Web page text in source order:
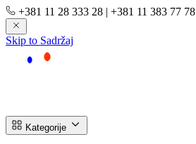
+381 11 28 333 28 | +381 11 383 77 78
Skip to Sadržaj
Kategorije